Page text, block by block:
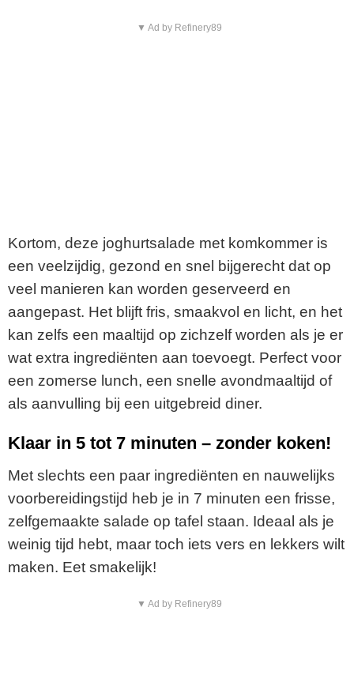
▼ Ad by Refinery89
Kortom, deze joghurtsalade met komkommer is
een veelzijdig, gezond en snel bijgerecht dat op
veel manieren kan worden geserveerd en
aangepast. Het blijft fris, smaakvol en licht, en het
kan zelfs een maaltijd op zichzelf worden als je er
wat extra ingrediënten aan toevoegt. Perfect voor
een zomerse lunch, een snelle avondmaaltijd of
als aanvulling bij een uitgebreid diner.
Klaar in 5 tot 7 minuten – zonder koken!
Met slechts een paar ingrediënten en nauwelijks
voorbereidingstijd heb je in 7 minuten een frisse,
zelfgemaakte salade op tafel staan. Ideaal als je
weinig tijd hebt, maar toch iets vers en lekkers wilt
maken. Eet smakelijk!
▼ Ad by Refinery89